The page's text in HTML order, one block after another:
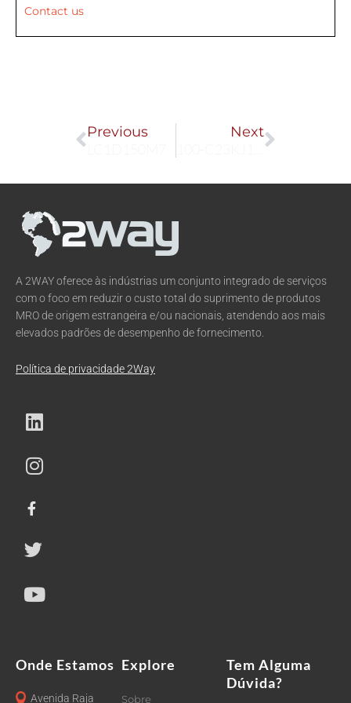
Contact us
Prev
Previous
NextNext
A 2WAY oferece às indústrias um conjunto integrado de serviços
com o foco em reduzir o custo total do suprimento de produtos
MRO de origem estrangeira e/ou nacionais, atendendo aos mais
elevados padrões de desempenho de fornecimento.
Política de privacidade 2Way
Onde Estamos
Avenida Raja
Explore
Sobre
Tem Alguma
Dúvida?